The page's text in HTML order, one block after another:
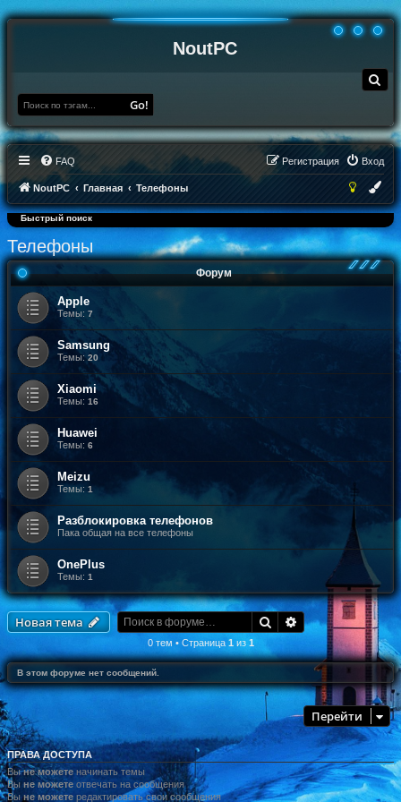
NoutPC
о
Go!
FAQ Вход
Регистрация
NoutPC Главная Телефоны
Быстрый поиск
Телефоны
Форум
Apple
Темы: 7
Samsung
Темы:20
Xiaomi
Темы: 16
Huawei
Темы: 6
Meizu
Темы: 1
Разблокировка телефонов
Пака общая на все телефоны
OnePlus
Темы: 1
Новая тема ПоискРасширенный
0 тем • Страница 1из 1
В этом форуме нет сообщений.
Перейти
ПРАВА ДОСТУПА
Выне можетеначинать темы
Вы не можете отвечать на сообщения
Выне можете редактировать свои сообщения